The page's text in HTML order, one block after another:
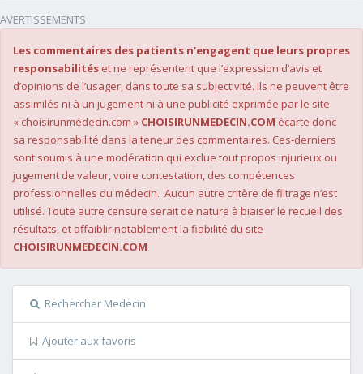
AVERTISSEMENTS
Les commentaires des patients n’engagent que leurs propres
responsabilités et ne représentent que l’expression d’avis et
d’opinions de l’usager, dans toute sa subjectivité. Ils ne peuvent être
assimilés ni à un jugement ni à une publicité exprimée par le site
« choisirunmédecin.com » CHOISIRUNMEDECIN.COM écarte donc
sa responsabilité dans la teneur des commentaires. Ces-derniers
sont soumis à une modération qui exclue tout propos injurieux ou
jugement de valeur, voire contestation, des compétences
professionnelles du médecin. Aucun autre critère de filtrage n’est
utilisé. Toute autre censure serait de nature à biaiser le recueil des
résultats, et affaiblir notablement la fiabilité du site
CHOISIRUNMEDECIN.COM
Rechercher Medecin
Ajouter aux favoris